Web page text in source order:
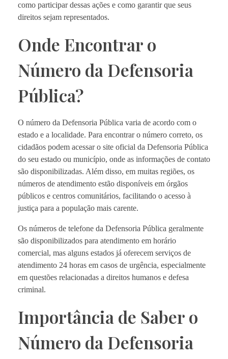
como participar dessas ações e como garantir que seus
direitos sejam representados.
Onde Encontrar o
Número da Defensoria
Pública?
O número da Defensoria Pública varia de acordo com o
estado e a localidade. Para encontrar o número correto, os
cidadãos podem acessar o site oficial da Defensoria Pública
do seu estado ou município, onde as informações de contato
são disponibilizadas. Além disso, em muitas regiões, os
números de atendimento estão disponíveis em órgãos
públicos e centros comunitários, facilitando o acesso à
justiça para a população mais carente.
Os números de telefone da Defensoria Pública geralmente
são disponibilizados para atendimento em horário
comercial, mas alguns estados já oferecem serviços de
atendimento 24 horas em casos de urgência, especialmente
em questões relacionadas a direitos humanos e defesa
criminal.
Importância de Saber o
Número da Defensoria